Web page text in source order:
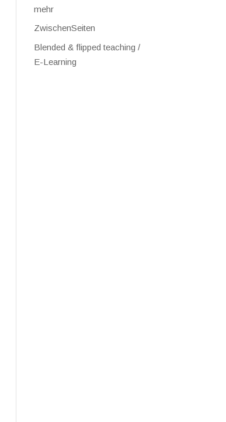
mehr
ZwischenSeiten
Blended & flipped teaching /
E-Learning